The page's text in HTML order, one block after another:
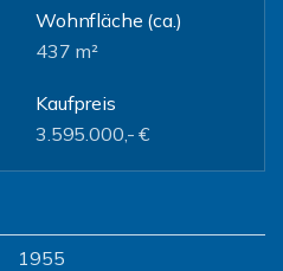
Wohnfläche (ca.)
437 m²
Kaufpreis
3.595.000,- €
1955